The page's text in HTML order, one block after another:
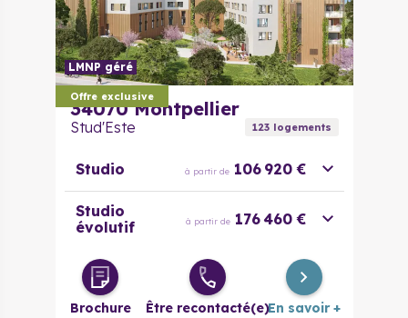
Offre exclusive
LMNP géré
34070 Montpellier
Stud'Este 123logements
Studio à partir de 106 920 €
Studio
évolutif
à partir de 176 460 €
Brochure Être recontacté(e)En savoir +